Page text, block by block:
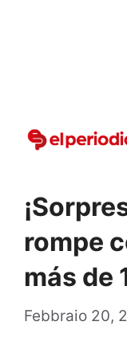
rompe
más de
Febbraio 20,